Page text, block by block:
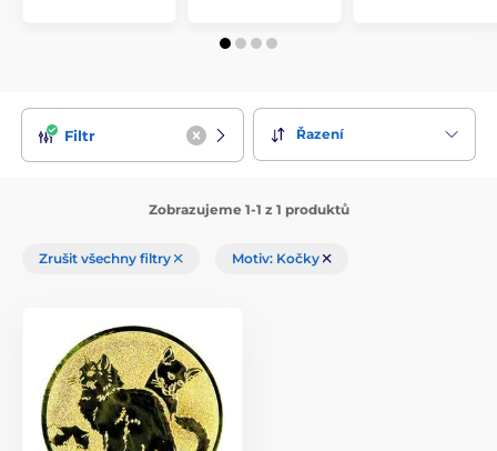
Filtr Řazení
Zobrazujeme 1-1 z 1 produktů
Zrušit všechny filtry Motiv: Kočky